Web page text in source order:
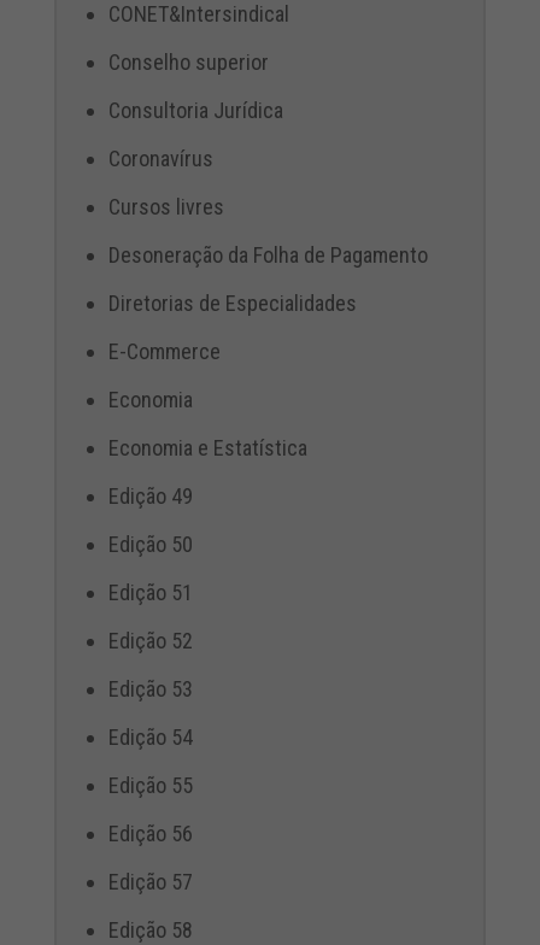
CONET&Intersindical
Conselho superior
Consultoria Jurídica
Coronavírus
Cursos livres
Desoneração da Folha de Pagamento
Diretorias de Especialidades
E-Commerce
Economia
Economia e Estatística
Edição 49
Edição 50
Edição 51
Edição 52
Edição 53
Edição 54
Edição 55
Edição 56
Edição 57
Edição 58